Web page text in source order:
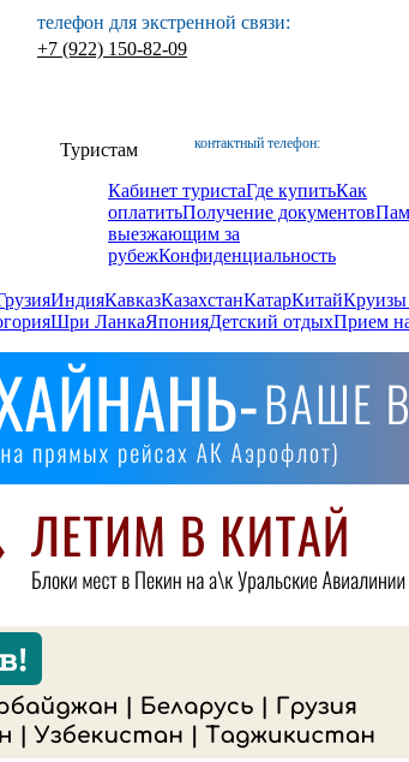
телефон для экстренной связи:
+7 (922) 150-82-09
контактный телефон:
Туристам
Кабинет туристаГде купитьКак
оплатитьПолучение документов
выезжающим за
рубежКонфиденциальность
ИндияКавказКазахстанКатарКитайКруизы
Шри ЛанкаЯпонияДетский отдыхПрием